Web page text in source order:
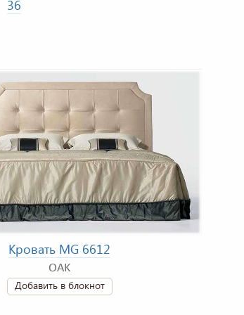
36
Кровать MG 6612
OAK
Добавить в блокнот